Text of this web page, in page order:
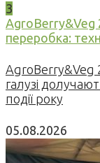
3
AgroBerry&Veg
переробка:
AgroBerry&Veg
галузі
події року
05.08.2026